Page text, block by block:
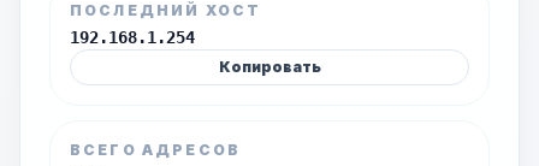
ПОСЛЕДНИЙ ХОСТ
192.168.1.254
Копировать
ВСЕГО АДРЕСОВ